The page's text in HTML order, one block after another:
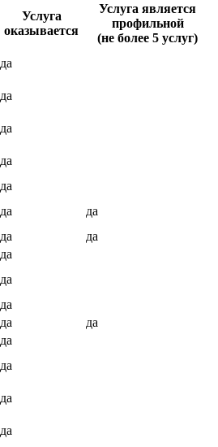
Услуга
оказывается
Услуга является
профильной
(не более 5 услуг)
да
да
да
да
да
да
да
да
да
да
да
да
да
да
да
да
да
да